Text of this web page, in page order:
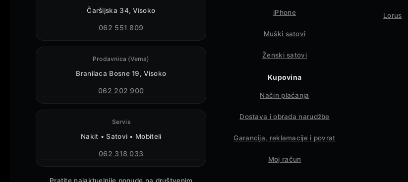
Čaršijska 34, Visoko
062 551 809
Prodavnica (Vema)
Branilaca Bosne 19, Visoko
062 202 900
Servis
Nakit • Satovi • Mobiteli
062 318 033
iPhone
Muški satovi
Ženski satovi
Kupovina
Način plaćanja
Dostava i obrada narudžbe
Garancija, reklamacije i povrat
Moj račun
Lorus